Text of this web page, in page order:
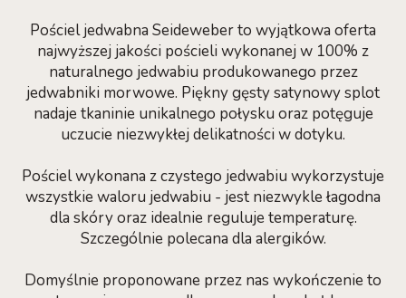
Pościel jedwabna Seideweber to wyjątkowa oferta
najwyższej jakości pościeli wykonanej w 100% z
naturalnego jedwabiu produkowanego przez
jedwabniki morwowe. Piękny gęsty satynowy splot
nadaje tkaninie unikalnego połysku oraz potęguje
uczucie niezwykłej delikatności w dotyku.
Pościel wykonana z czystego jedwabiu wykorzystuje
wszystkie waloru jedwabiu - jest niezwykle łagodna
dla skóry oraz idealnie reguluje temperaturę.
Szczególnie polecana dla alergików.
Domyślnie proponowane przez nas wykończenie to